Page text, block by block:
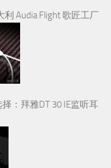
Audia Flight 歌匠工厂
：拜雅DT 30 IE监听耳